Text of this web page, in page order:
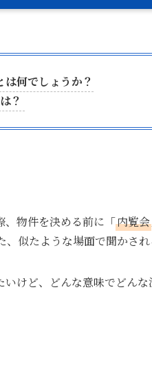
何でしょうか？
？
、物件を決める前に「内覧会
、似たような場面で聞かされ
けど、どんな意味でどん